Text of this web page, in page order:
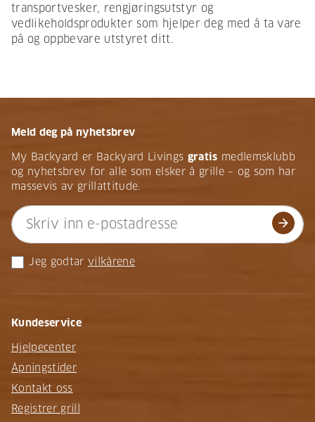
transportvesker, rengjøringsutstyr og
vedlikeholdsprodukter som hjelper deg med å ta vare
på og oppbevare utstyret ditt.
Meld deg på nyhetsbrev
My Backyard er Backyard Livings gratis medlemsklubb
og nyhetsbrev for alle som elsker å grille – og som har
massevis av grillattitude.
arrow_forward
Jeg godtar vilkårene
Kundeservice
Hjelpecenter
Åpningstider
Kontakt oss
Registrer grill